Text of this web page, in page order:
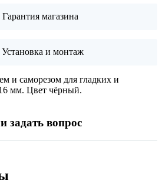
Гарантия магазина
Установка и монтаж
и саморезом для гладких и
мм. Цвет чёрный.
задать вопрос